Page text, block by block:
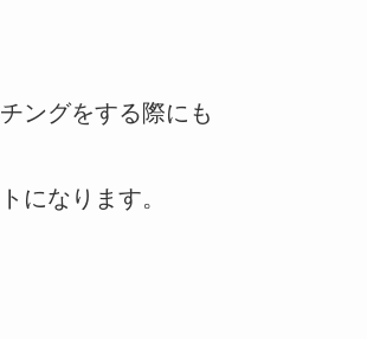
ングをする際にも
になります。